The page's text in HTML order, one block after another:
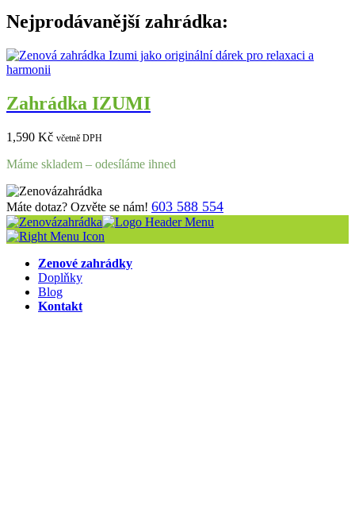
Nejprodávanější zahrádka:
Zahrádka IZUMI
1,590 Kč včetně DPH
Máme skladem – odesíláme ihned
Máte dotaz? Ozvěte se nám! 603 588 554
Zenové zahrádky
Doplňky
Blog
Kontakt